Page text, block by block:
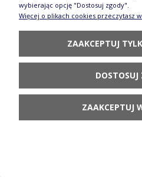
Talerz do pizzy Ø 33cm
Bolesławiec D53 dek70AX
wybierając opcję "Dostosuj zgody".
Więcej o plikach cookies przeczytasz
ZAAKCEPTUJ
DOSTOSUJ
ZAAKCEPTUJ